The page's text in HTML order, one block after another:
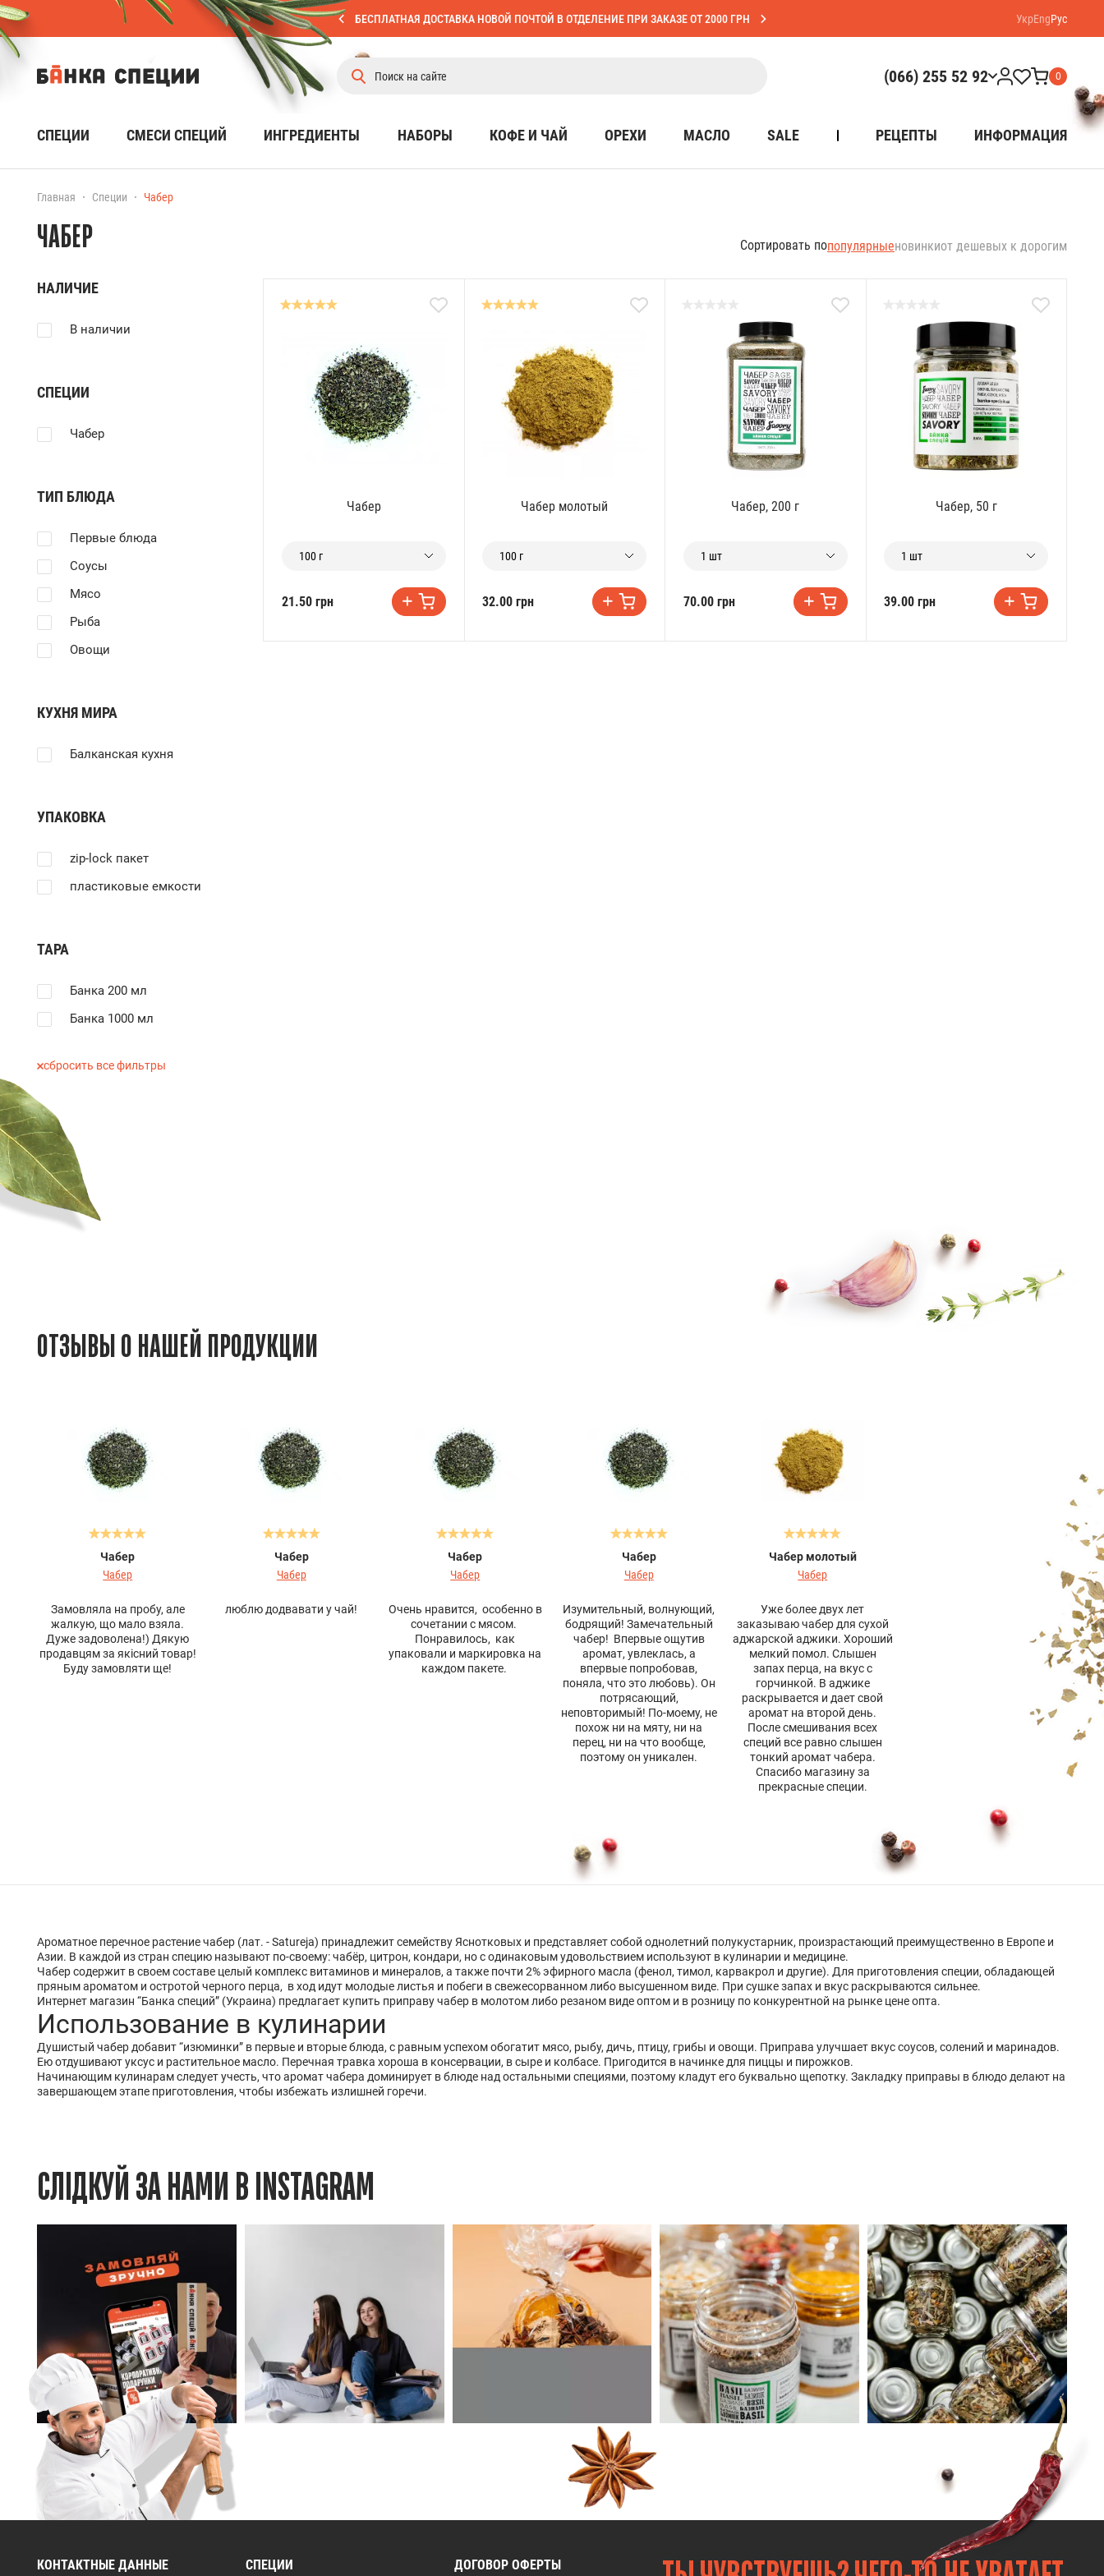
БЕСПЛАТНАЯ ДОСТАВКА НОВОЙ ПОЧТОЙ В ОТДЕЛЕНИЕ ПРИ ЗАКАЗЕ ОТ 2000 ГРН УкрEngРус
(066) 255 52 92 0
СПЕЦИИ СМЕСИ СПЕЦИЙ ИНГРЕДИЕНТЫ НАБОРЫ КОФЕ И ЧАЙ ОРЕХИ МАСЛО SALE РЕЦЕПТЫ ИНФОРМАЦИЯ
Главная Специи Чабер
ЧАБЕР Сортировать попопулярныеновинкиот дешевых к дорогим
НАЛИЧИЕ
В наличии
СПЕЦИИ
Чабер
ТИП БЛЮДА
Первые блюда
Соусы
Мясо
Рыба
Овощи
КУХНЯ МИРА
Балканская кухня
УПАКОВКА
zip-lock пакет
пластиковые емкости
ТАРА
Банка 200 мл
Банка 1000 мл
сбросить все фильтры
Чабер
100 г
21.50 грн
Чабер молотый
100 г
32.00 грн
Чабер, 200 г
1 шт
70.00 грн
Чабер, 50 г
1 шт
39.00 грн
ОТЗЫВЫ О НАШЕЙ ПРОДУКЦИИ
Чабер
Чабер
Замовляла на пробу, але
жалкую, що мало взяла.
Дуже задоволена!) Дякую
продавцям за якісний товар!
Буду замовляти ще!
Чабер
Чабер
люблю додвавати у чай!
Чабер
Чабер
Очень нравится, особенно в
сочетании с мясом.
Понравилось, как
упаковали и маркировка на
каждом пакете.
Чабер
Чабер
Изумительный, волнующий,
бодрящий! Замечательный
чабер! Впервые ощутив
аромат, увлеклась, а
впервые попробовав,
поняла, что это любовь). Он
потрясающий,
неповторимый! По-моему, не
похож ни на мяту, ни на
перец, ни на что вообще,
поэтому он уникален.
Чабер молотый
Чабер
Уже более двух лет
заказываю чабер для сухой
аджарской аджики. Хороший
мелкий помол. Слышен
запах перца, на вкус с
горчинкой. В аджике
раскрывается и дает свой
аромат на второй день.
После смешивания всех
специй все равно слышен
тонкий аромат чабера.
Спасибо магазину за
прекрасные специи.
Ароматное перечное растение чабер (лат. - Satureja) принадлежит семейству Яснотковых и представляет собой однолетний полукустарник, произрастающий преимущественно в Европе и
Азии. В каждой из стран специю называют по-своему: чабёр, цитрон, кондари, но с одинаковым удовольствием используют в кулинарии и медицине.
Чабер содержит в своем составе целый комплекс витаминов и минералов, а также почти 2% эфирного масла (фенол, тимол, карвакрол и другие). Для приготовления специи, обладающей
пряным ароматом и остротой черного перца, в ход идут молодые листья и побеги в свежесорванном либо высушенном виде. При сушке запах и вкус раскрываются сильнее.
Интернет магазин “Банка специй” (Украина) предлагает купить приправу чабер в молотом либо резаном виде оптом и в розницу по конкурентной на рынке цене опта.
Использование в кулинарии
Душистый чабер добавит “изюминки” в первые и вторые блюда, с равным успехом обогатит мясо, рыбу, дичь, птицу, грибы и овощи. Приправа улучшает вкус соусов, солений и маринадов.
Ею отдушивают уксус и растительное масло. Перечная травка хороша в консервации, в сыре и колбасе. Пригодится в начинке для пиццы и пирожков.
Начинающим кулинарам следует учесть, что аромат чабера доминирует в блюде над остальными специями, поэтому кладут его буквально щепотку. Закладку приправы в блюдо делают на
завершающем этапе приготовления, чтобы избежать излишней горечи.
СЛІДКУЙ ЗА НАМИ В INSTAGRAM
КОНТАКТНЫЕ ДАННЫЕ СПЕЦИИ ДОГОВОР ОФЕРТЫ